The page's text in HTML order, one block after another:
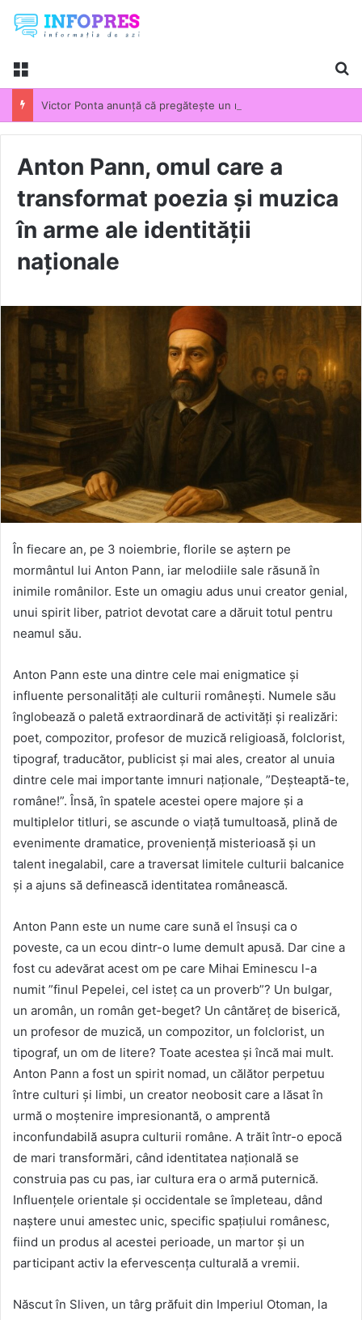
Menu
Anton Pann, omul care a
transformat poezia și muzica
în arme ale identității
naționale
În fiecare an, pe 3 noiembrie, florile se aștern pe
mormântul lui Anton Pann, iar melodiile sale răsună în
inimile românilor. Este un omagiu adus unui creator genial,
unui spirit liber, patriot devotat care a dăruit totul pentru
neamul său.
Anton Pann este una dintre cele mai enigmatice și
influente personalități ale culturii românești. Numele său
înglobează o paletă extraordinară de activități și realizări:
poet, compozitor, profesor de muzică religioasă, folclorist,
tipograf, traducător, publicist și mai ales, creator al unuia
dintre cele mai importante imnuri naționale, ”Deșteaptă-te,
române!”. Însă, în spatele acestei opere majore și a
multiplelor titluri, se ascunde o viață tumultoasă, plină de
evenimente dramatice, proveniență misterioasă și un
talent inegalabil, care a traversat limitele culturii balcanice
și a ajuns să definească identitatea românească.
Anton Pann este un nume care sună el însuși ca o
poveste, ca un ecou dintr-o lume demult apusă. Dar cine a
fost cu adevărat acest om pe care Mihai Eminescu l-a
numit ”finul Pepelei, cel isteț ca un proverb”? Un bulgar,
un aromân, un român get-beget? Un cântăreț de biserică,
un profesor de muzică, un compozitor, un folclorist, un
tipograf, un om de litere? Toate acestea și încă mai mult.
Anton Pann a fost un spirit nomad, un călător perpetuu
între culturi și limbi, un creator neobosit care a lăsat în
urmă o moștenire impresionantă, o amprentă
inconfundabilă asupra culturii române. A trăit într-o epocă
de mari transformări, când identitatea națională se
construia pas cu pas, iar cultura era o armă puternică.
Influențele orientale și occidentale se împleteau, dând
naștere unui amestec unic, specific spațiului românesc,
fiind un produs al acestei perioade, un martor și un
participant activ la efervescența culturală a vremii.
Născut în Sliven, un târg prăfuit din Imperiul Otoman, la